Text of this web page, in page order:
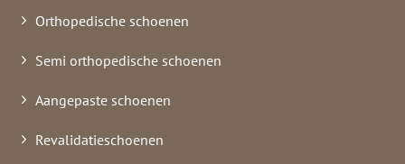
Orthopedische schoenen
Semi orthopedische schoenen
Aangepaste schoenen
Revalidatieschoenen